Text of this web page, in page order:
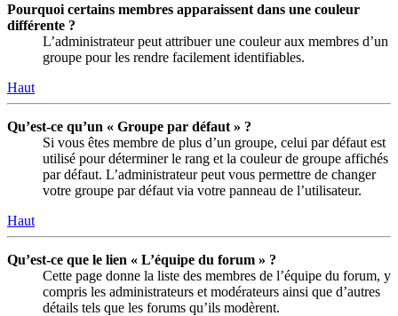
Pourquoi certains membres apparaissent dans une couleur
différente ?
L’administrateur peut attribuer une couleur aux membres d’un
groupe pour les rendre facilement identifiables.
Haut
Qu’est-ce qu’un « Groupe par défaut » ?
Si vous êtes membre de plus d’un groupe, celui par défaut est
utilisé pour déterminer le rang et la couleur de groupe affichés
par défaut. L’administrateur peut vous permettre de changer
votre groupe par défaut via votre panneau de l’utilisateur.
Haut
Qu’est-ce que le lien « L’équipe du forum » ?
Cette page donne la liste des membres de l’équipe du forum, y
compris les administrateurs et modérateurs ainsi que d’autres
détails tels que les forums qu’ils modèrent.